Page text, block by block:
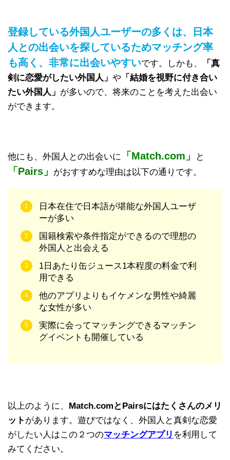
登録している外国人ユーザーの多くは、日本
人との出会いを探しているためマッチング率
も高く、非常に出会いやすいです。しかも、
「真
剣に恋愛がしたい外国人」 や 「結婚を視野に付き合い
たい外国人」 が多いので、将来のことを考えた出会い
ができます。
他にも、外国人との出会いに 「Match.com」 と
「Pairs」 がおすすめな理由は以下の通りです。
日本在住で日本語が堪能な外国人ユーザ
ーが多い
国籍検索や条件指定ができるので理想の
外国人と出会える
1日あたり缶ジュース1本程度の料金で利
用できる
他のアプリよりもイケメンな男性や綺麗
な女性が多い
実際に会ってマッチングできるマッチン
グイベントも開催している
以上のように、
Match.comとPairsにはたくさんのメリ
ット があります。遊びではなく、外国人と真剣な恋愛
がしたい人はこの２つのマッチングアプリ を利用して
みてください。